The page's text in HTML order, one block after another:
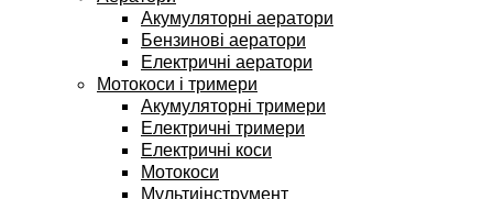
Акумуляторні аератори
Бензинові аератори
Електричні аератори
Мотокоси і тримери
Акумуляторні тримери
Електричні тримери
Електричні коси
Мотокоси
Мультиінструмент